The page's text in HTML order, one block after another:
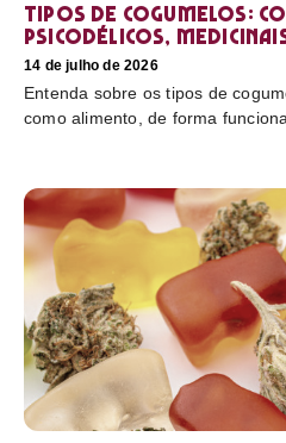
Tipos de cogumelos:
psicodélicos,
14 de julho de 2026
Entenda sobre os tipos de
como alimento, de forma